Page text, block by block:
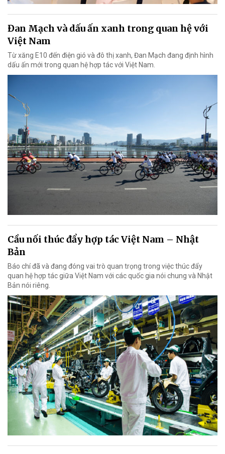
Đan Mạch và dấu ấn xanh trong quan hệ với
Việt Nam
Từ xăng E10 đến điện gió và đô thị xanh, Đan Mạch đang định hình
dấu ấn mới trong quan hệ hợp tác với Việt Nam.
Cầu nối thúc đẩy hợp tác Việt Nam – Nhật
Bản
Báo chí đã và đang đóng vai trò quan trọng trong việc thúc đẩy
quan hệ hợp tác giữa Việt Nam với các quốc gia nói chung và Nhật
Bản nói riêng.